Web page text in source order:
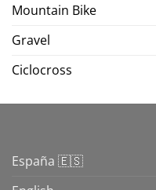
Mountain Bike
Gravel
Ciclocross
España 🇪🇸